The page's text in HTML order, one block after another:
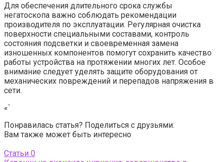
Для обеспечения длительного срока службы
негатоскопа важно соблюдать рекомендации
производителя по эксплуатации. Регулярная очистка
поверхности специальными составами, контроль
состояния подсветки и своевременная замена
изношенных компонентов помогут сохранить качество
работы устройства на протяжении многих лет. Особое
внимание следует уделять защите оборудования от
механических повреждений и перепадов напряжения в
сети.
«`
Понравилась статья? Поделиться с друзьями:
Вам также может быть интересно
Статьи 0